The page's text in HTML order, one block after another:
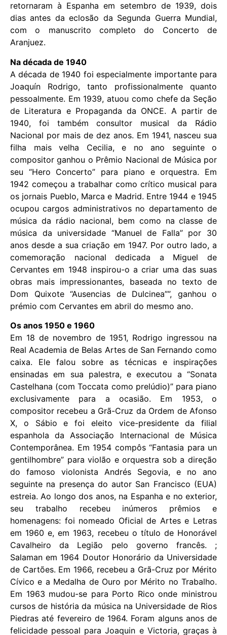
retornaram à Espanha em setembro de 1939, dois
dias antes da eclosão da Segunda Guerra Mundial,
com o manuscrito completo do Concerto de
Aranjuez.
Na década de 1940
A década de 1940 foi especialmente importante para
Joaquín Rodrigo, tanto profissionalmente quanto
pessoalmente. Em 1939, atuou como chefe da Seção
de Literatura e Propaganda da ONCE. A partir de
1940, foi também consultor musical da Rádio
Nacional por mais de dez anos. Em 1941, nasceu sua
filha mais velha Cecilia, e no ano seguinte o
compositor ganhou o Prêmio Nacional de Música por
seu “Hero Concerto” para piano e orquestra. Em
1942 começou a trabalhar como crítico musical para
os jornais Pueblo, Marca e Madrid. Entre 1944 e 1945
ocupou cargos administrativos no departamento de
música da rádio nacional, bem como na classe de
música da universidade “Manuel de Falla” por 30
anos desde a sua criação em 1947. Por outro lado, a
comemoração nacional dedicada a Miguel de
Cervantes em 1948 inspirou-o a criar uma das suas
obras mais impressionantes, baseada no texto de
Dom Quixote “Ausencias de Dulcinea””, ganhou o
prémio com Cervantes em abril do mesmo ano.
Os anos 1950 e 1960
Em 18 de novembro de 1951, Rodrigo ingressou na
Real Academia de Belas Artes de San Fernando como
caixa. Ele falou sobre as técnicas e inspirações
ensinadas em sua palestra, e executou a “Sonata
Castelhana (com Toccata como prelúdio)” para piano
exclusivamente para a ocasião. Em 1953, o
compositor recebeu a Grã-Cruz da Ordem de Afonso
X, o Sábio e foi eleito vice-presidente da filial
espanhola da Associação Internacional de Música
Contemporânea. Em 1954 compôs “Fantasia para un
gentilhombre” para violão e orquestra sob a direção
do famoso violonista Andrés Segovia, e no ano
seguinte na presença do autor San Francisco (EUA)
estreia. Ao longo dos anos, na Espanha e no exterior,
seu trabalho recebeu inúmeros prêmios e
homenagens: foi nomeado Oficial de Artes e Letras
em 1960 e, em 1963, recebeu o título de Honorável
Cavalheiro da Legião pelo governo francês. ;
Salaman em 1964 Doutor Honorário da Universidade
de Cartões. Em 1966, recebeu a Grã-Cruz por Mérito
Cívico e a Medalha de Ouro por Mérito no Trabalho.
Em 1963 mudou-se para Porto Rico onde ministrou
cursos de história da música na Universidade de Rios
Piedras até fevereiro de 1964. Foram alguns anos de
felicidade pessoal para Joaquin e Victoria, graças à